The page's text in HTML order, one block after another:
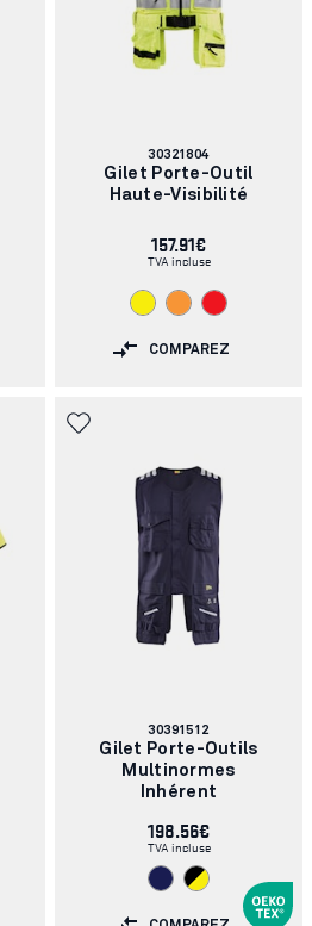
Numéro
d'article:
30321804
Gilet Porte-Outil
Haute-Visibilité
157.91€
TVA incluse
COMPAREZ
Numéro
d'article:
30391512
Gilet Porte-Outils
Multinormes
Inhérent
198.56€
TVA incluse